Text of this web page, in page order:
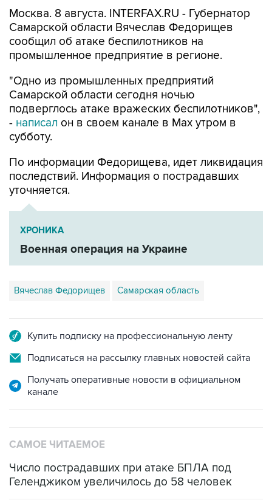
сообщил об атаке беспилотников на
промышленное предприятие в регионе.
"Одно из промышленных предприятий
подверглось атаке вражеских беспилотников",
-написалон в своем канале в Max утром в
субботу.
По информации Федорищева, идет ликвидация
уточняется.
ХРОНИКА
Военная операция на Украине
Вячеслав Федорищев Самарская область
Подписаться на рассылку главных новостей сайта
Получать оперативные новости в официальном
Число пострадавших при атаке БПЛА под
Путин сообщил о решении сосредоточить в